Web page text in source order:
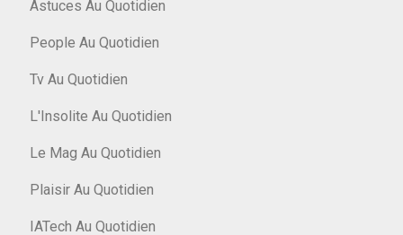
Astuces Au Quotidien
People Au Quotidien
Tv Au Quotidien
L'Insolite Au Quotidien
Le Mag Au Quotidien
Plaisir Au Quotidien
IATech Au Quotidien